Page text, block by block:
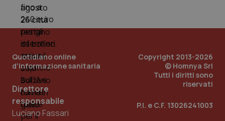
Quotidiano online
d'informazione sanitaria
Direttore
responsabile
Luciano Fassari
Copyright 2013-2026
© Homnya Srl
Tutti i diritti sono
riservati
P.I. e C.F. 13026241003
_ga_KM60CM4NPH
mese